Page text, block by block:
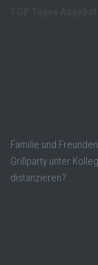
Familie und
Grillparty unter
distanzieren? ...